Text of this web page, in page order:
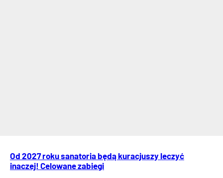
Od 2027 roku sanatoria będą kuracjuszy leczyć
inaczej! Celowane zabiegi